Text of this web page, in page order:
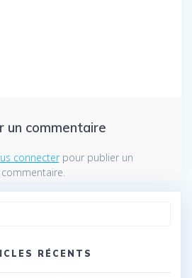
un commentaire
connecterpour publier un
commentaire.
RÉCENTS